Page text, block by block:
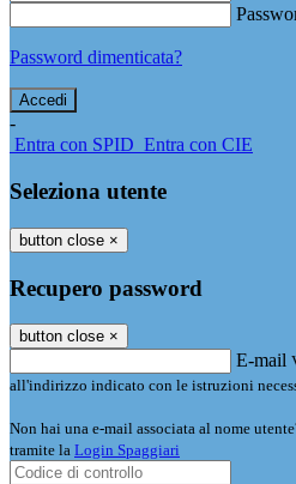
Password dimenticata?
-
Entra con SPID Entra con CIE
Seleziona utente
button close ×
Recupero password
button close ×
E-mail
all'indirizzo indicato con le istruzioni
Non hai una e-mail associata al nome
tramite la Login Spaggiari